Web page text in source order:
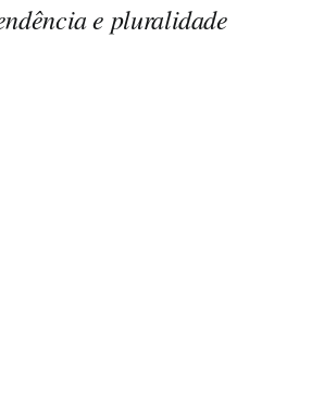
e pluralidade